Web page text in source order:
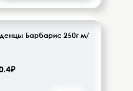
Барбарис 250г м/